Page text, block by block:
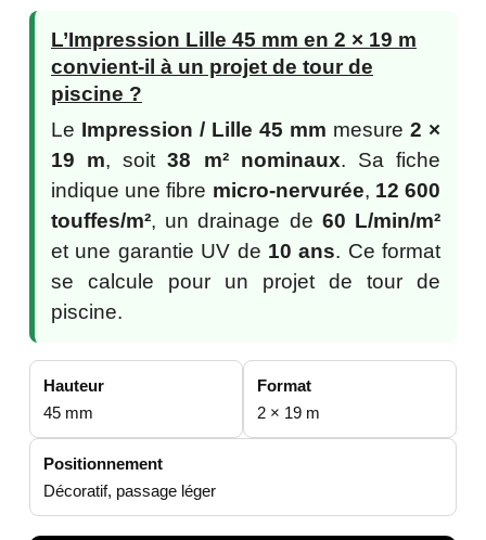
L’Impression Lille 45 mm en 2 × 19 m
convient-il à un projet de tour de
piscine ?
Le Impression / Lille 45 mm mesure 2 ×
19 m, soit38 m² nominaux. Sa fiche
indique une fibre micro-nervurée, 12 600
touffes/m², un drainage de 60 L/min/m²
et une garantie UV de 10 ans. Ce format
se calcule pour un projet de tour de
piscine.
Hauteur
45 mm
Format
2 × 19 m
Positionnement
Décoratif, passage léger